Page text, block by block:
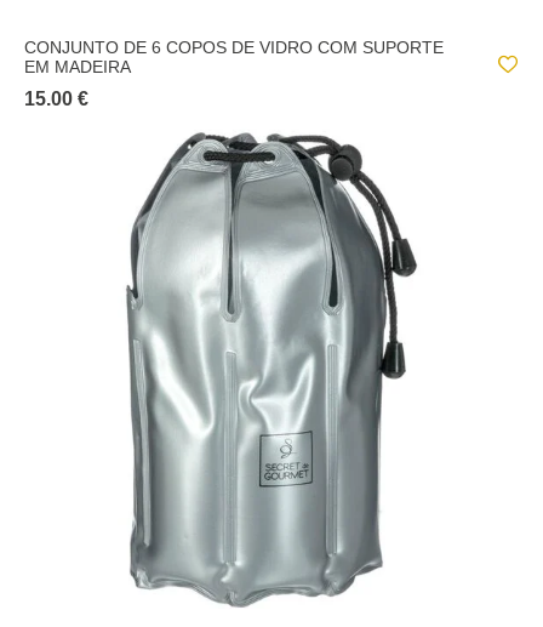
CONJUNTO DE 6 COPOS DE VIDRO COM SUPORTE
EM MADEIRA
15.00 €